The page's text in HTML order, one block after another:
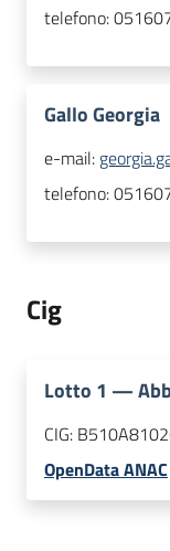
telefono:
Gallo Georgia
e-mail:
telefono:
Cig
Lotto 1 —
CIG:
OpenData ANAC